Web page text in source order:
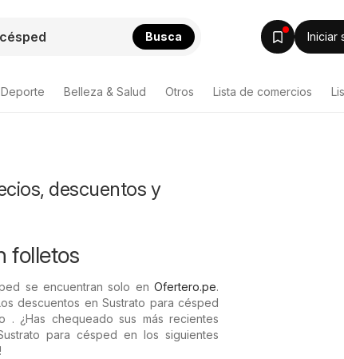
Busca Iniciar
Belleza & Salud Otros Lista de comercios
descuentos y
folletos
se encuentran solo en Ofertero.pe.
descuentos en Sustrato para césped
. ¿Has chequeado sus más recientes
para césped en los siguientes